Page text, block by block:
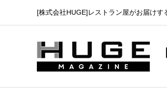
[株式会社HUGE]レストラン屋がお届けす